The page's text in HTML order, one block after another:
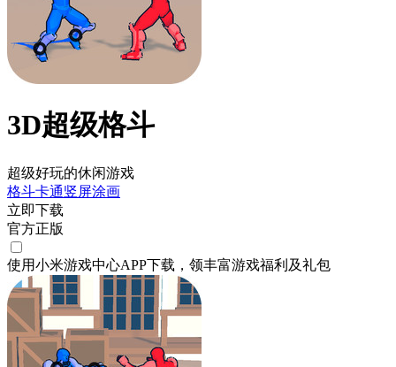
3D超级格斗
超级好玩的休闲游戏
格斗卡通竖屏涂画
立即下载
官方正版
使用小米游戏中心APP下载 ，领丰富游戏福利 及礼包